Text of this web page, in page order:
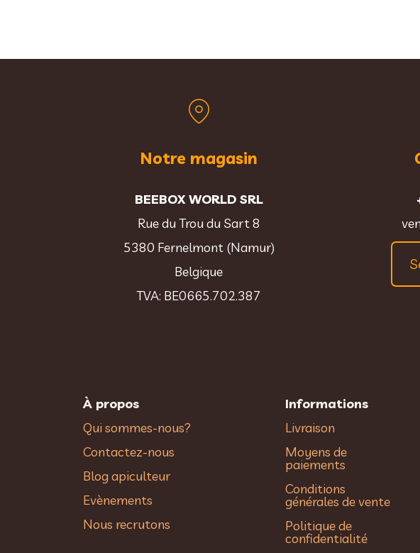
Notre magasin
BEEBOX WORLD SRL
Rue du Trou du Sart 8
5380 Fernelmont (Namur)
Belgique
TVA: BE0665.702.387
À propos
Qui sommes-nous?
Contactez-nous
Blog apiculteur
Evènements
Nous recrutons
Informations
Livraison
Moyens de
paiements
Conditions
générales de vente
Politique de
confidentialité